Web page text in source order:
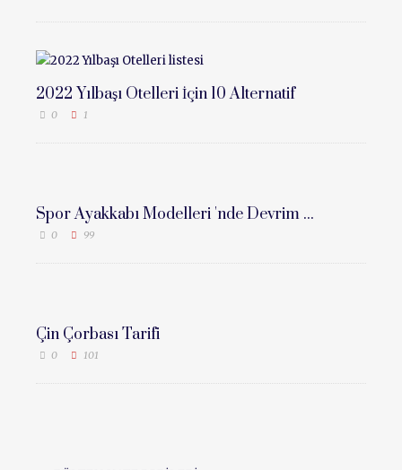
2022 Yılbaşı Otelleri İçin 10 Alternatif
0 1
Spor Ayakkabı Modelleri 'nde Devrim ...
0 99
Çin Çorbası Tarifi
0 101